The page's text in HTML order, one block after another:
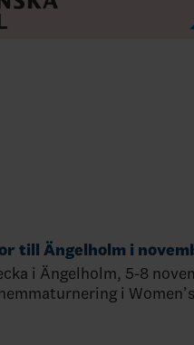
till Ängelholm i
i Ängelholm, 5-8
i